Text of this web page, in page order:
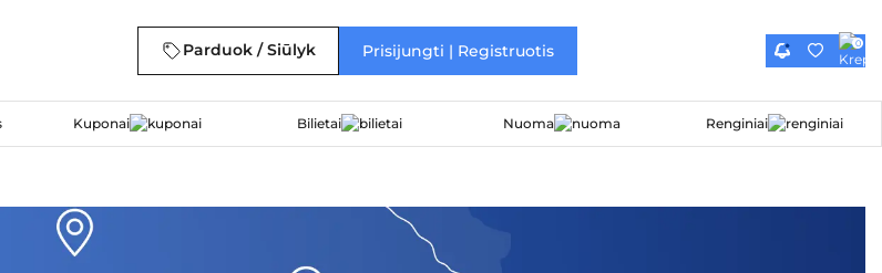
Parduok / Siūlyk Prisijungti | Registruotis 0
Kuponai Bilietai Nuoma Renginiai